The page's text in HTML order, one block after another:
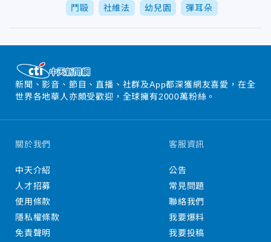
鬥毆 社維法 幼兒園 彈耳朵
新聞、影音、節目、直播、社群及App都深獲網友喜愛，在全
世界各地華人亦頗受歡迎，全球擁有2000萬粉絲。
關於我們
中天介紹
人才招募
使用條款
隱私權條款
免責聲明
客服資訊
公告
常見問題
聯絡我們
我要爆料
我要投稿